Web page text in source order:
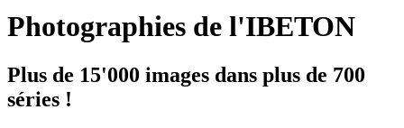
Photographies de l'IBETON
Plus de 15'000 images dans plus de 700
séries !